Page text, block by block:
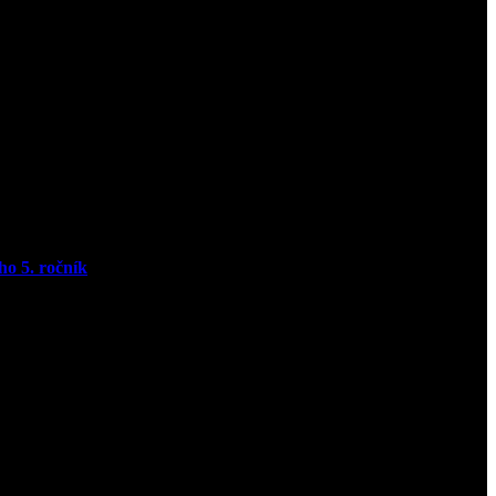
5. ročník